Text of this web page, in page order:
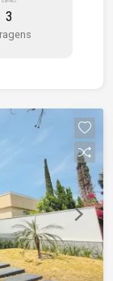
aberto
-Espaço
por
equipe
os
3